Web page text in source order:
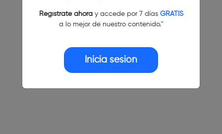
Regístrate ahoray accede por 7 días GRATIS
a lo mejor de nuestro contenido."
Inicia sesión